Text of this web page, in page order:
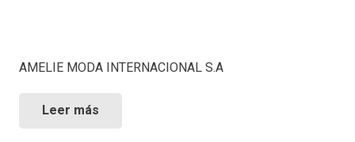
AMELIE MODA INTERNACIONAL S.A
Leer más